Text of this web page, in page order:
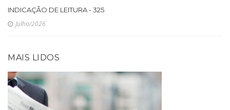
INDICAÇÃO DE LEITURA - 325
Julho/2026
MAIS LIDOS